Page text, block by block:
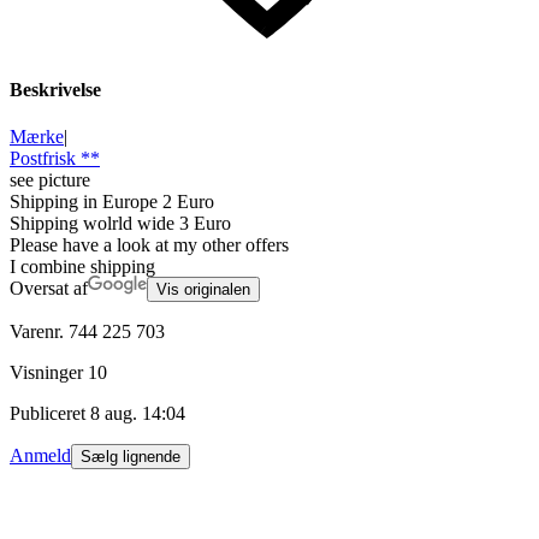
Beskrivelse
Mærke|
Postfrisk **
see picture
Shipping in Europe 2 Euro
Shipping wolrld wide 3 Euro
Please have a look at my other offers
I combine shipping
Oversat af
Vis originalen
Varenr. 744 225 703
Visninger 10
Publiceret 8 aug. 14:04
Anmeld Sælg lignende